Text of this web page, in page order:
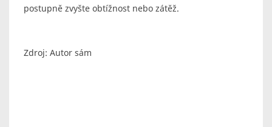
postupně zvyšte obtížnost nebo zátěž.
Zdroj: Autor sám